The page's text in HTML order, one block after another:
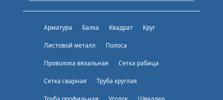
Арматура Балка Квадрат Круг
Листовой металл Полоса
Проволока вязальная Сетка рабица
Сетка сварная Труба круглая